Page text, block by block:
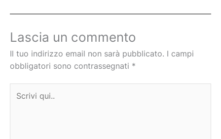
Lascia un commento
Il tuo indirizzo email non sarà pubblicato. I campi
obbligatori sono contrassegnati *
qui..